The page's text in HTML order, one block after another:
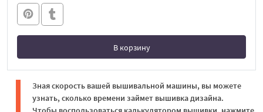
В корзину
В корзине
Зная скорость вашей вышивальной машины, вы можете
узнать, сколько времени займет вышивка дизайна.